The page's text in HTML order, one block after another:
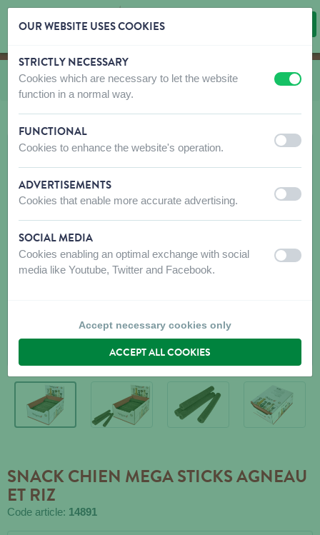
Skip content
Skip language choice
Vous êtes ici:
de Classic Snacks
SNACK CHIEN MEGA STICKS AGNEAU
ET RIZ
Code article: 14891
OUR WEBSITE USES COOKIES
STRICTLY NECESSARY
Cookies which are necessary to let the website
function in a normal way.
off on
FUNCTIONAL
Cookies to enhance the website's operation. off on
ADVERTISEMENTS
Cookies that enable more accurate advertising. off on
SOCIAL MEDIA
Cookies enabling an optimal exchange with social
media like Youtube, Twitter and Facebook.
off on
Accept necessary cookies only
ACCEPT ALL COOKIES